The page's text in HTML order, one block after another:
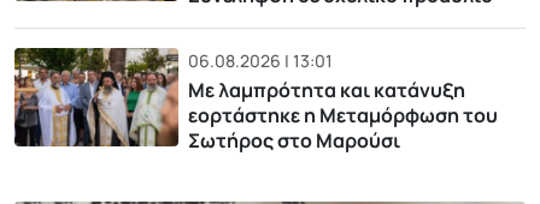
06.08.2026 | 13:01
Με λαμπρότητα και κατάνυξη
εορτάστηκε η Μεταμόρφωση του
Σωτήρος στο Μαρούσι